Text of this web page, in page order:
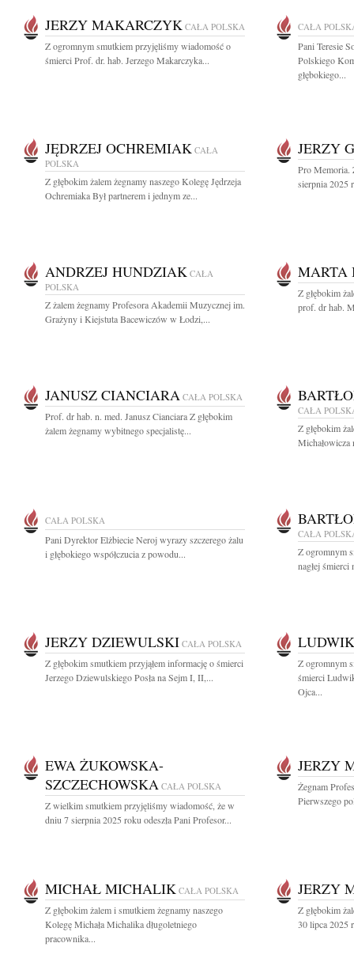
JERZY MAKARCZYK CAŁA POLSKA
Z ogromnym smutkiem przyjęliśmy wiadomość o
śmierci Prof. dr. hab. Jerzego Makarczyka...
CAŁA
Pani Teresie
Polskiego
głębokiego...
JĘDRZEJ OCHREMIAK CAŁA
POLSKA
Z głębokim żalem żegnamy naszego Kolegę Jędrzeja
Ochremiaka Był partnerem i jednym ze...
JERZY
Pro Memoria.
sierpnia 2025
ANDRZEJ HUNDZIAK CAŁA
POLSKA
Z żalem żegnamy Profesora Akademii Muzycznej im.
Grażyny i Kiejstuta Bacewiczów w Łodzi,...
MARTA
Z głębokim
prof. dr hab.
JANUSZ CIANCIARA CAŁA POLSKA
Prof. dr hab. n. med. Janusz Cianciara Z głębokim
żalem żegnamy wybitnego specjalistę...
CAŁA
Z głębokim
Michałowicza
CAŁA POLSKA
Pani Dyrektor Elżbiecie Neroj wyrazy szczerego żalu
i głębokiego współczucia z powodu...
CAŁA
Z ogromnym
nagłej śmierci
JERZY DZIEWULSKI CAŁA POLSKA
Z głębokim smutkiem przyjąłem informację o śmierci
Jerzego Dziewulskiego Posła na Sejm I, II,...
Z ogromnym
śmierci
Ojca...
EWA ŻUKOWSKA-
SZCZECHOWSKA CAŁA POLSKA
Z wielkim smutkiem przyjęliśmy wiadomość, że w
dniu 7 sierpnia 2025 roku odeszła Pani Profesor...
JERZY
Żegnam
Pierwszego
MICHAŁ MICHALIK CAŁA POLSKA
Z głębokim żalem i smutkiem żegnamy naszego
Kolegę Michała Michalika długoletniego
pracownika...
JERZY
Z głębokim
30 lipca 2025